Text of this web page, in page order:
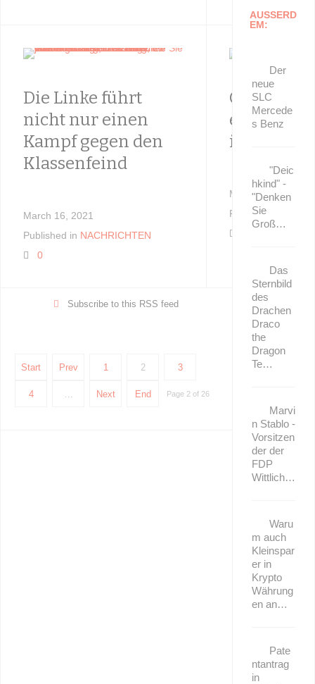
Die Linke führt
nicht nur einen
Kampf gegen den
Klassenfeind
March 16, 2021
Published in NACHRICHTEN
0
Geheime
enthüllt:
in der
March 15, 2021
Published in
Subscribe to this RSS feed
Start Prev 1 2 3
4 … Next End Page 2 of 26
AUSSERD
EM:
Der
neue
SLC
Mercede
s Benz
"Deic
hkind" -
"Denken
Sie
Groß…
Das
Sternbild
des
Drachen
Draco
the
Dragon
Te…
Marvi
n Stablo -
Vorsitzen
der der
FDP
Wittlich…
Waru
m auch
Kleinspar
er in
Krypto
Währung
en an…
Pate
ntantrag
in